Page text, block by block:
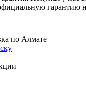
гарантию
по Алмате